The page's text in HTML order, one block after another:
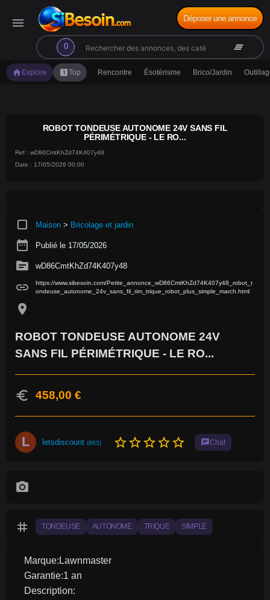
menu
0
search clear_all
Déposer une annonce
home Explore looks_oneTop Rencontre Ésotérisme Brico/Jardin
ROBOT TONDEUSE AUTONOME 24V SANS FIL
PÉRIMÉTRIQUE - LE RO...
Ref : wD86CmtKhZd74K407y48
Date : 17/05/2026 00:00
crop_square Maison > Bricolage et jardin
date_range Publié le 17/05/2026
source wD86CmtKhZd74K407y48
link
https://www.sibesoin.com/Petite_annonce_wD86CmtKhZd74K407y48_robot_t
ondeuse_autonome_24v_sans_fil_rim_trique_robot_plus_simple_march.html
location_on
ROBOT TONDEUSE AUTONOME 24V
SANS FIL PÉRIMÉTRIQUE - LE RO...
euro 458,00 €
L letsdiscount (863) star_borderstar_borderstar_borderstar_borderstar_border chatChat
photo_camera
tag TONDEUSE AUTONOME TRIQUE SIMPLE
Marque:Lawnmaster
Garantie:1 an
Description: